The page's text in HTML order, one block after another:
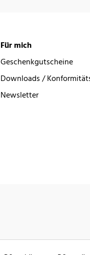
Für mich
Geschenkgutscheine
Downloads /
Newsletter